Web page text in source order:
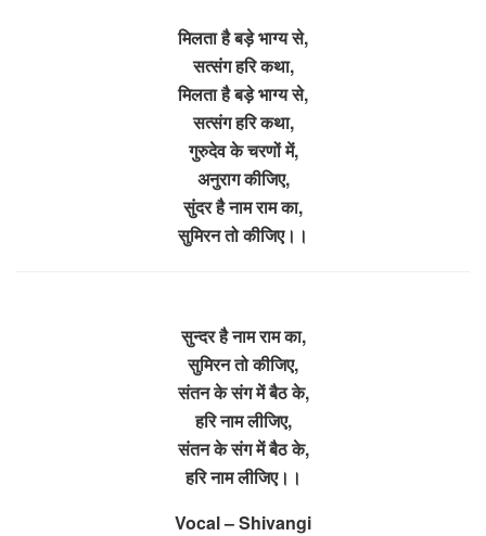
मिलता है बड़े भाग्य से,
सत्संग हरि कथा,
मिलता है बड़े भाग्य से,
सत्संग हरि कथा,
गुरुदेव के चरणों में,
अनुराग कीजिए,
सुंदर है नाम राम का,
सुमिरन तो कीजिए।।
सुन्दर है नाम राम का,
सुमिरन तो कीजिए,
संतन के संग में बैठ के,
हरि नाम लीजिए,
संतन के संग में बैठ के,
हरि नाम लीजिए।।
Vocal – Shivangi